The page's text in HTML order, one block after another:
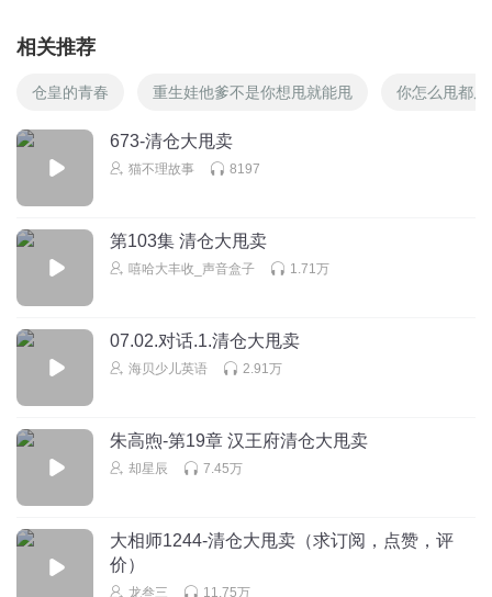
相关推荐
仓皇的青春 重生娃他爹不是你想甩就能甩 你怎么甩都甩
673-清仓大甩卖
猫不理故事 8197
第103集 清仓大甩卖
嘻哈大丰收_声音盒子 1.71万
07.02.对话.1.清仓大甩卖
海贝少儿英语 2.91万
朱高煦-第19章 汉王府清仓大甩卖
却星辰 7.45万
大相师1244-清仓大甩卖（求订阅，点赞，评
价）
龙叁三 11.75万